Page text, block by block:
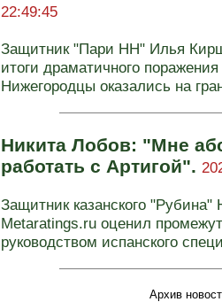
22:49:45
Защитник "Пари НН" Илья
итоги драматичного
Нижегородцы оказались на
Никита Лобов: "Мне
работать с Артигой".
Защитник казанского
Metaratings.ru оценил
руководством испанского
Архив